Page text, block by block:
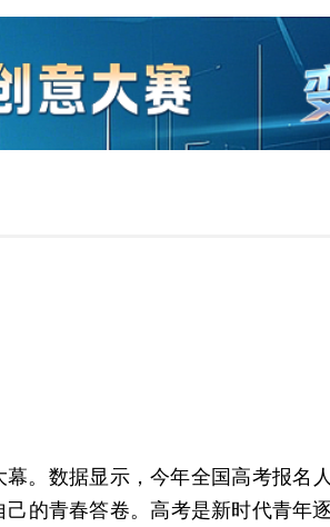
。数据显示，今年全国高考报名人
的青春答卷。高考是新时代青年